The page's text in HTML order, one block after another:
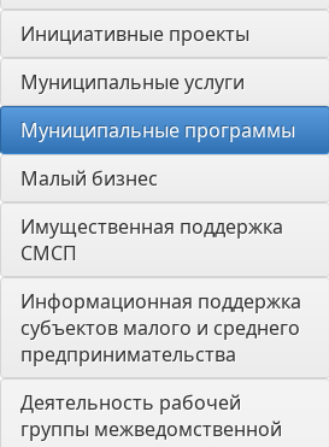
Инициативные проекты
Муниципальные услуги
Муниципальные программы
Малый бизнес
Имущественная поддержка
СМСП
Информационная поддержка
субъектов малого и среднего
предпринимательства
Деятельность рабочей
группы межведомственной